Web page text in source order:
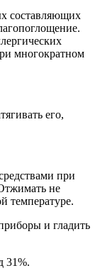
составляющих
многократном
его,
при
не
температуре.
и гладить
31%.